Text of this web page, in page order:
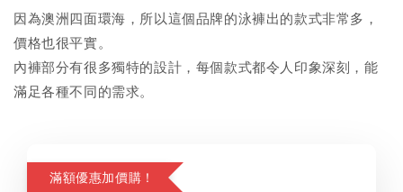
因為澳洲四面環海，所以這個品牌的泳褲出的款式非常多，
價格也很平實。
內褲部分有很多獨特的設計，每個款式都令人印象深刻，能
滿足各種不同的需求。
滿額優惠加價購！